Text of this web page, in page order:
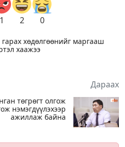
1 2 0
хөдөлгөөнийг маргааш
хаажээ
Дараах
төгрөгт олгож
нэмэгдүүлэхээр
ажиллаж байна